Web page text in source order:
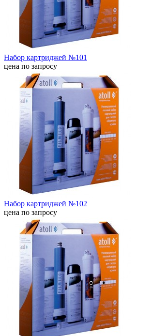
Набор картриджей №101
цена по запросу
Набор картриджей №102
цена по запросу